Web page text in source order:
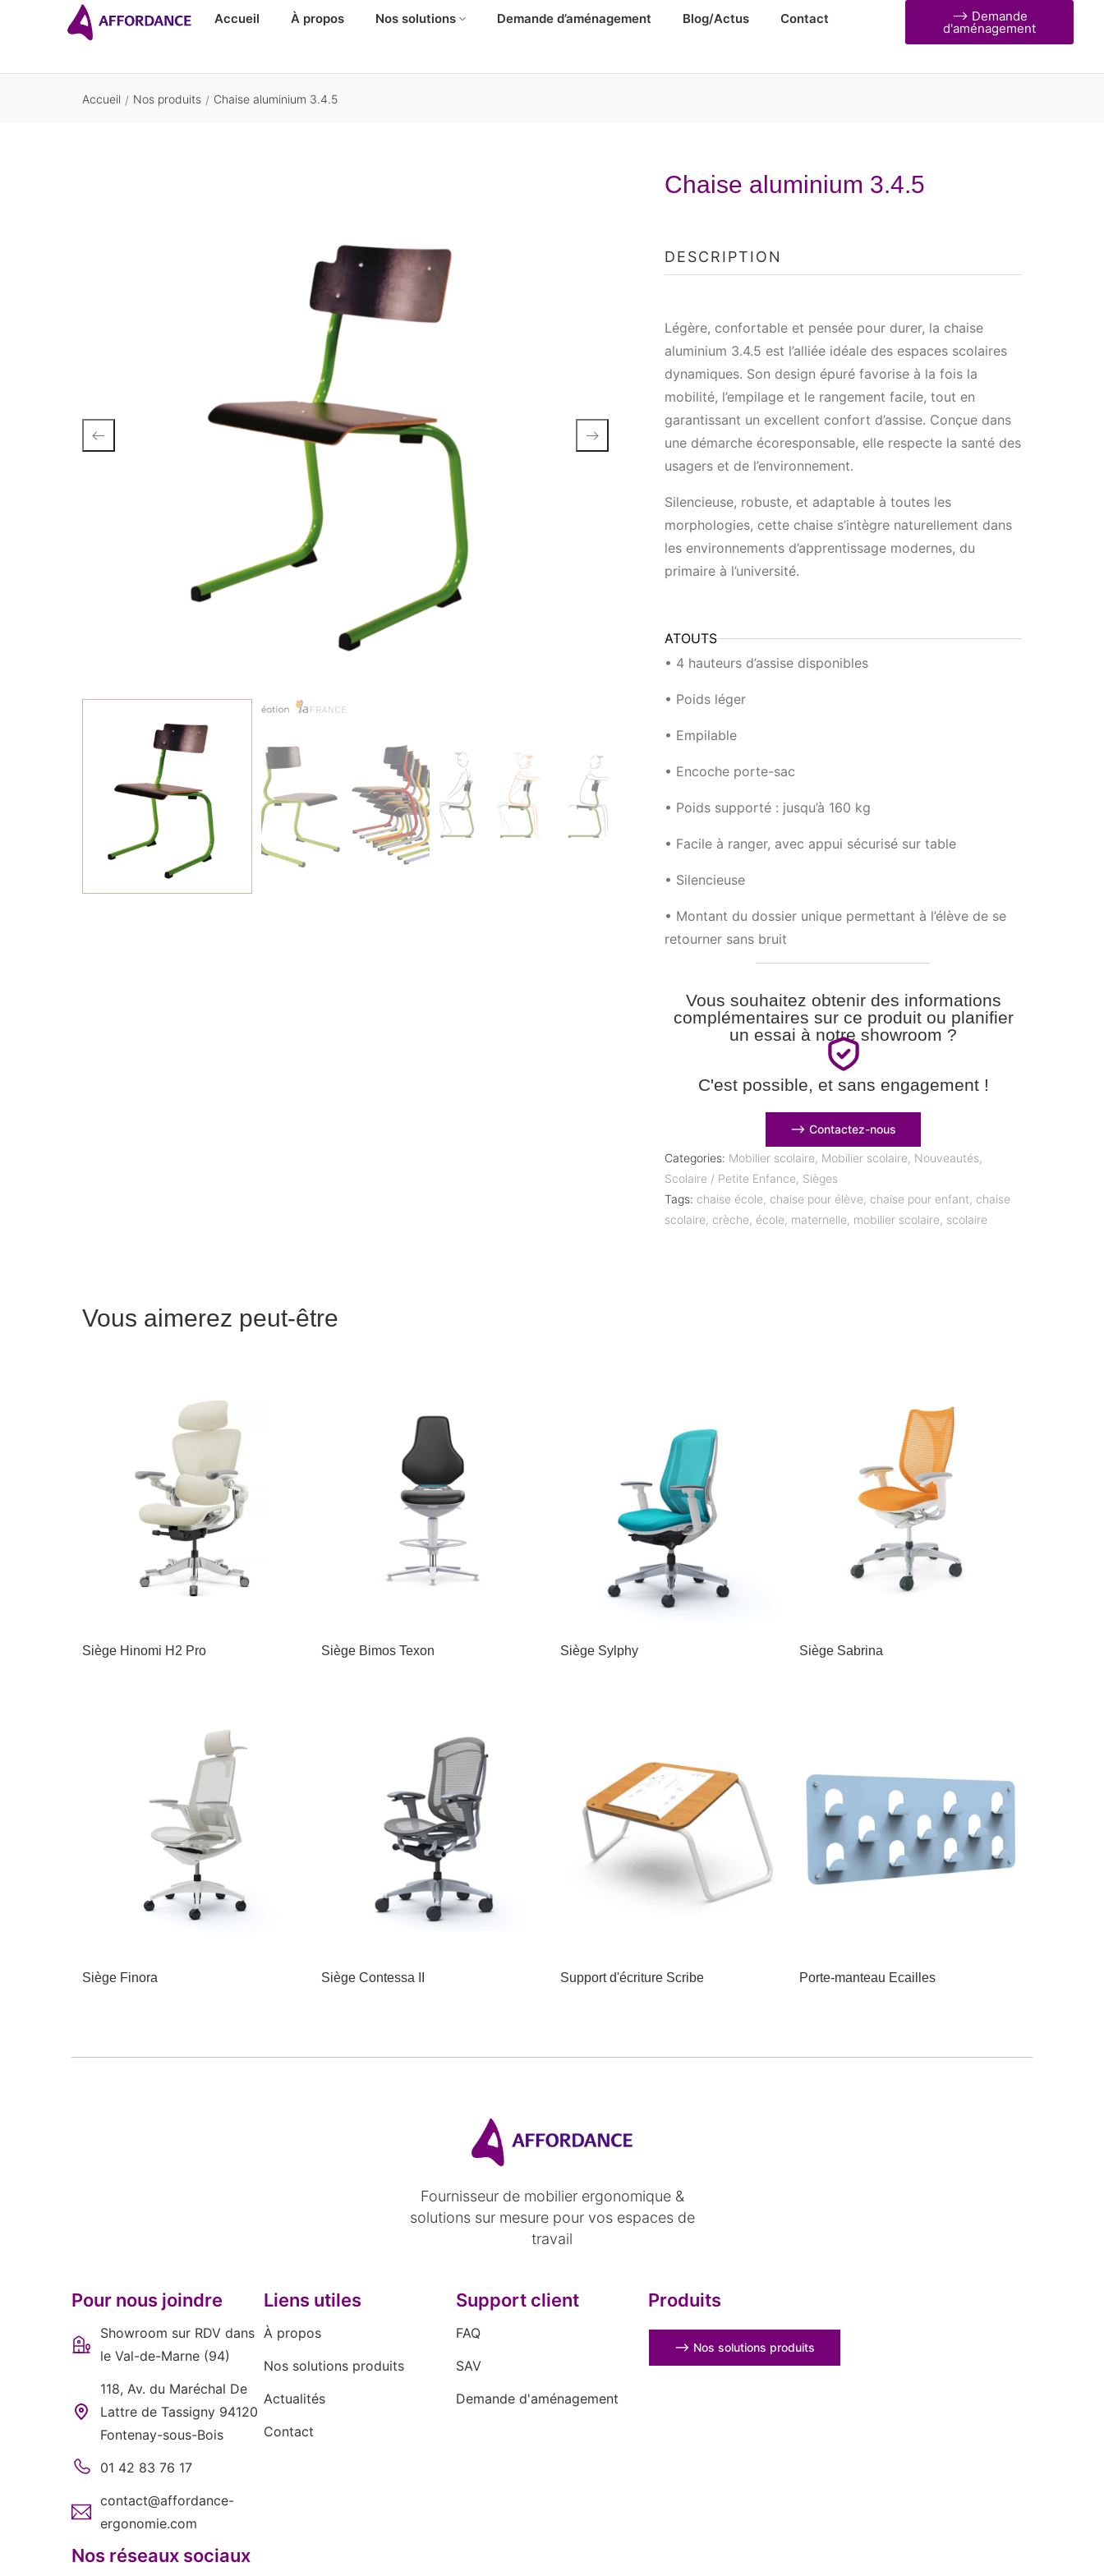
Accueil À propos Nos solutions Demande d’aménagement Blog/Actus Contact ⟶ Demande
d'aménagement
Accueil / Nos produits / Chaise aluminium 3.4.5
Chaise aluminium 3.4.5
DESCRIPTION
Légère, confortable et pensée pour durer, la chaise
aluminium 3.4.5 est l’alliée idéale des espaces scolaires
dynamiques. Son design épuré favorise à la fois la
mobilité, l’empilage et le rangement facile, tout en
garantissant un excellent confort d’assise. Conçue dans
une démarche écoresponsable, elle respecte la santé des
usagers et de l’environnement.
Silencieuse, robuste, et adaptable à toutes les
morphologies, cette chaise s’intègre naturellement dans
les environnements d’apprentissage modernes, du
primaire à l’université.
ATOUTS
• 4 hauteurs d’assise disponibles
• Poids léger
• Empilable
• Encoche porte-sac
• Poids supporté : jusqu’à 160 kg
• Facile à ranger, avec appui sécurisé sur table
• Silencieuse
• Montant du dossier unique permettant à l’élève de se
retourner sans bruit
Vous souhaitez obtenir des informations
complémentaires sur ce produit ou planifier
un essai à notre showroom ?
C'est possible, et sans engagement !
⟶ Contactez-nous
Categories: Mobilier scolaire, Mobilier scolaire, Nouveautés,
Scolaire / Petite Enfance, Sièges
Tags: chaise école, chaise pour élève, chaise pour enfant, chaise
scolaire, crèche, école, maternelle, mobilier scolaire, scolaire
Vous aimerez peut-être
Siège Hinomi H2 Pro Siège Bimos Texon Siège Sylphy Siège Sabrina
Siège Finora Siège Contessa II Support d'écriture Scribe Porte-manteau Ecailles
Fournisseur de mobilier ergonomique &
solutions sur mesure pour vos espaces de
travail
Pour nous joindre
Showroom sur RDV dans
le Val-de-Marne (94)
118, Av. du Maréchal De
Lattre de Tassigny 94120
Fontenay-sous-Bois
01 42 83 76 17
contact@affordance-
ergonomie.com
Nos réseaux sociaux
Liens utiles
À propos
Nos solutions produits
Actualités
Contact
Support client
FAQ
SAV
Demande d'aménagement
Produits
⟶ Nos solutions produits